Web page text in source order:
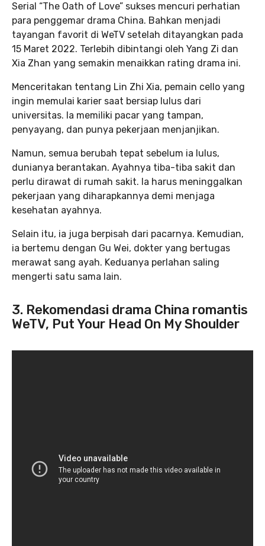
Serial “The Oath of Love” sukses mencuri perhatian
para penggemar drama China. Bahkan menjadi
tayangan favorit di WeTV setelah ditayangkan pada
15 Maret 2022. Terlebih dibintangi oleh Yang Zi dan
Xia Zhan yang semakin menaikkan rating drama ini.
Menceritakan tentang Lin Zhi Xia, pemain cello yang
ingin memulai karier saat bersiap lulus dari
universitas. Ia memiliki pacar yang tampan,
penyayang, dan punya pekerjaan menjanjikan.
Namun, semua berubah tepat sebelum ia lulus,
dunianya berantakan. Ayahnya tiba-tiba sakit dan
perlu dirawat di rumah sakit. Ia harus meninggalkan
pekerjaan yang diharapkannya demi menjaga
kesehatan ayahnya.
Selain itu, ia juga berpisah dari pacarnya. Kemudian,
ia bertemu dengan Gu Wei, dokter yang bertugas
merawat sang ayah. Keduanya perlahan saling
mengerti satu sama lain.
3. Rekomendasi drama China romantis
WeTV, Put Your Head On My Shoulder